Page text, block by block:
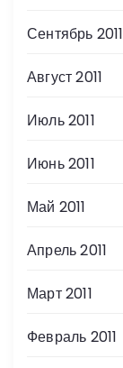
Сентябрь 2011
Август 2011
Июль 2011
Июнь 2011
Май 2011
Апрель 2011
Март 2011
Февраль 2011